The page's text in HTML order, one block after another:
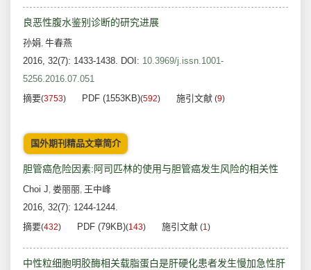
良恶性腹水鉴别诊断的研究进展
孙娟, 牛春燕
2016, 32(7): 1433-1438. DOI: 10.3969/j.issn.1001-
5256.2016.07.051
摘要(3753) PDF (1553KB)(592) 施引文献 (9)
国外期刊精品文章简介
胆管癌危险因素:阿司匹林的使用与胆管癌发生风险的相关性
Choi J, 娄丽丽, 王中峰
2016, 32(7): 1244-1244.
摘要(432) PDF (79KB)(143) 施引文献 (1)
中性粒细胞明胶酶相关载脂蛋白是肝硬化患者发生慢加急性肝